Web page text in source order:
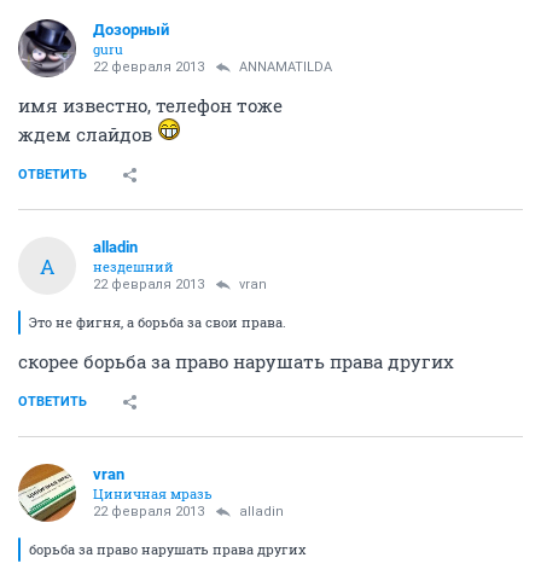
Дозорный
guru
22 февраля 2013 ANNAMATILDA
имя известно, телефон тоже
ждем слайдов
ОТВЕТИТЬ
A
alladin
нездешний
22 февраля 2013 vran
Это не фигня, а борьба за свои права.
скорее борьба за право нарушать права других
ОТВЕТИТЬ
vran
Циничная мразь
22 февраля 2013 alladin
борьба за право нарушать права других